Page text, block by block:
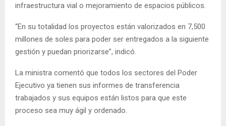
infraestructura vial o mejoramiento de espacios públicos.
“En su totalidad los proyectos están valorizados en 7,500
millones de soles para poder ser entregados a la siguiente
gestión y puedan priorizarse”, indicó.
La ministra comentó que todos los sectores del Poder
Ejecutivo ya tienen sus informes de transferencia
trabajados y sus equipos están listos para que este
proceso sea muy ágil y ordenado.